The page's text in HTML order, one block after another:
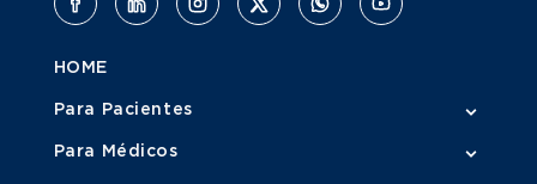
HOME
Para Pacientes
Para Médicos